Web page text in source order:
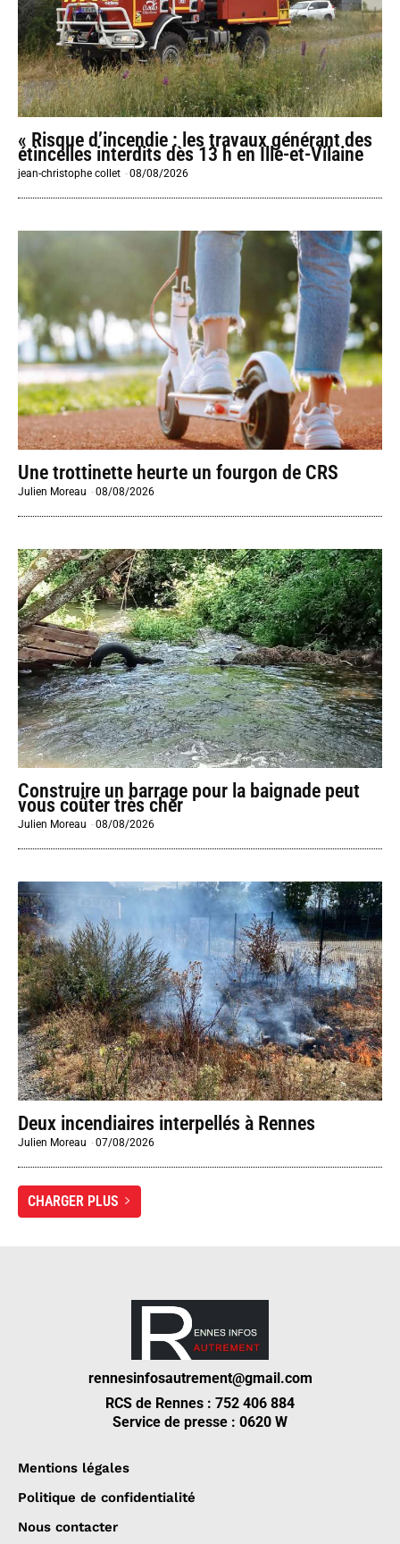
« Risque d’incendie : les travaux générant des
étincelles interdits dès 13 h en Ille-et-Vilaine
jean-christophe collet -08/08/2026
Une trottinette heurte un fourgon de CRS
Julien Moreau -08/08/2026
Construire un barrage pour la baignade peut
vous coûter très cher
Julien Moreau -08/08/2026
Deux incendiaires interpellés à Rennes
Julien Moreau -07/08/2026
CHARGER PLUS
rennesinfosautrement@gmail.com
RCS de Rennes : 752 406 884
Service de presse : 0620 W
Mentions légales
Politique de confidentialité
Nous contacter